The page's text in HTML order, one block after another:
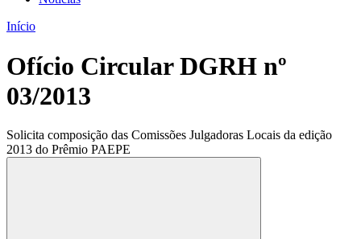
Início
Ofício Circular DGRH nº
03/2013
Solicita composição das Comissões Julgadoras Locais da edição
2013 do Prêmio PAEPE